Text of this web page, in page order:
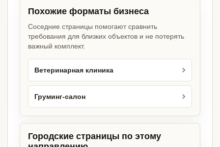
Похожие форматы бизнеса
Соседние страницы помогают сравнить
требования для близких объектов и не потерять
важный комплект.
Ветеринарная клиника
Груминг-салон
Городские страницы по этому